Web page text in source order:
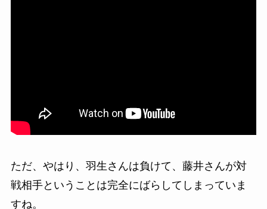
ただ、やはり、羽生さんは負けて、藤井さんが対
戦相手ということは完全にばらしてしまっていま
すね。